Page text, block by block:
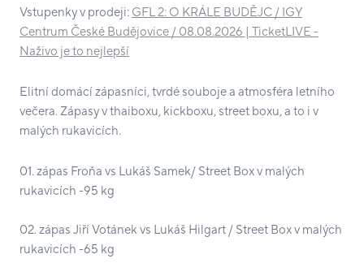
Vstupenky v prodeji: GFL 2: O KRÁLE BUDĚJC / IGY
Centrum České Budějovice / 08.08.2026 | TicketLIVE -
Naživo je to nejlepší
Elitní domácí zápasníci, tvrdé souboje a atmosféra letního
večera. Zápasy v thaiboxu, kickboxu, street boxu, a to i v
malých rukavicích.
01. zápas Froňa vs Lukáš Samek/ Street Box v malých
rukavicích -95 kg
02. zápas Jiří Votánek vs Lukáš Hilgart / Street Box v malých
rukavicích -65 kg